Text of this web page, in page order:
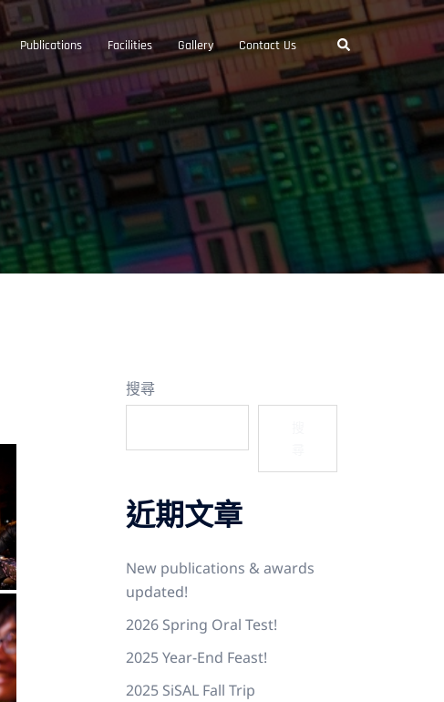
Publications Facilities Gallery Contact Us Search
搜尋
近期文章
New publications & awards
updated!
2026 Spring Oral Test!
2025 Year-End Feast!
2025 SiSAL Fall Trip